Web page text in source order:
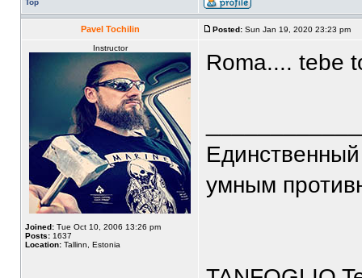
Top
Pavel Tochilin Posted: Sun Jan 19, 2020 23:23 pm
Instructor
Joined: Tue Oct 10, 2006 13:26 pm
Posts: 1637
Location: Tallinn, Estonia
Roma.... tebe
умным